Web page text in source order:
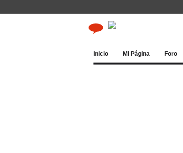
Inicio Mi Página Foro